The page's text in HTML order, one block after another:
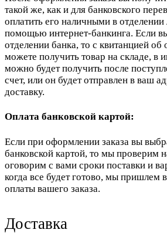
такой же, как и для банковского
оплатить его наличными в
помощью интернет-банкинга. Если
отделении банка, то с квитанцией об
можете получить товар на складе, в
можно будет получить после
счет, или он будет отправлен в ваш
доставку.
Оплата банковской картой:
Если при оформлении заказа вы
банковской картой, то мы проверим
оговорим с вами сроки поставки и
когда все будет готово, мы пришлем
оплаты вашего заказа.
Доставка